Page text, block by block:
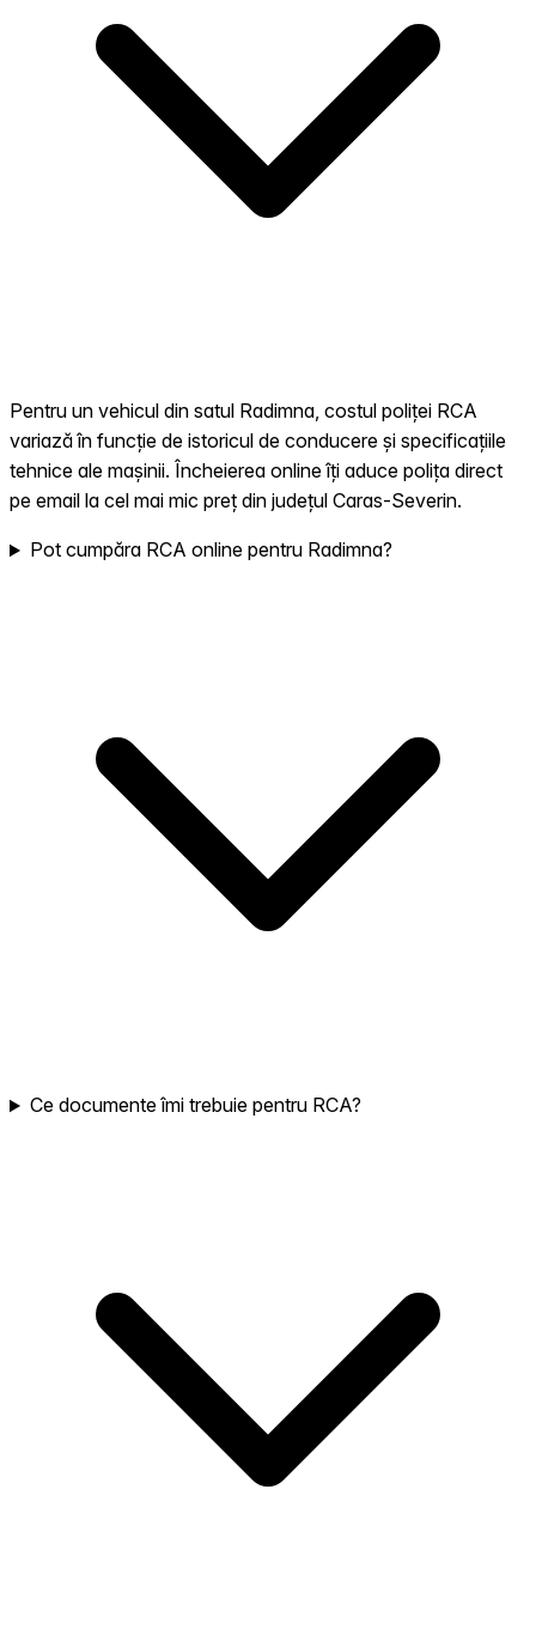
Pentru un vehicul din satul Radimna, costul poliței RCA
variază în funcție de istoricul de conducere și specificațiile
tehnice ale mașinii. Încheierea online îți aduce polița direct
pe email la cel mai mic preț din județul Caras-Severin.
Pot cumpăra RCA online pentru Radimna?
Ce documente îmi trebuie pentru RCA?